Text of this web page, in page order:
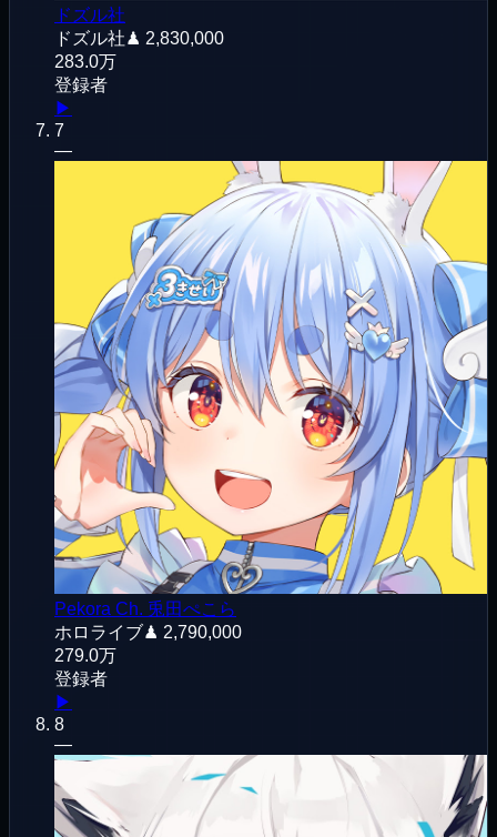
ドズル社
ドズル社♟ 2,830,000
283.0万
登録者
▶
7
—
Pekora Ch. 兎田ぺこら
ホロライブ♟ 2,790,000
279.0万
登録者
▶
8
—